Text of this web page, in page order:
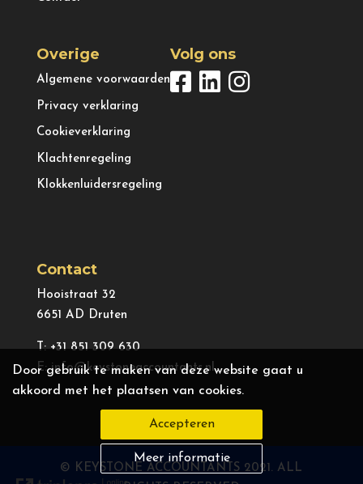
Overige
Algemene voorwaarden
Privacy verklaring
Cookieverklaring
Klachtenregeling
Klokkenluidersregeling
Volg ons
Contact
Hooistraat 32
6651 AD Druten
T:+31 851 309 630
E:info@keystoneaccountants.nl
© KEYSTONE ACCOUNTANTS 2021. ALL
Door gebruik te maken van deze website gaat u
akkoord met het plaatsen van cookies.
Accepteren
Meer informatie